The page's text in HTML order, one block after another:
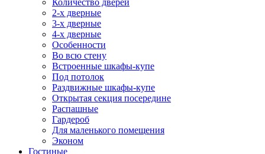
Количество дверей
2-х дверные
3-х дверные
4-х дверные
Особенности
Во всю стену
Встроенные шкафы-купе
Под потолок
Раздвижные шкафы-купе
Открытая секция посередине
Распашные
Гардероб
Для маленького помещения
Эконом
Гостиные